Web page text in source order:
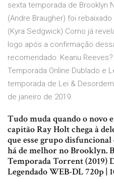
sexta temporada de Brooklyn
(Andre Braugher) foi
(Kyra Sedgwick).Como já
logo após a confirmação
recomendado: Keanu
Temporada Online Dublado e
temporada de Lei &
de janeiro de 2019.
Tudo muda quando o novo
capitão Ray Holt chega à
que esse grupo
há de melhor no Brooklyn.
Temporada Torrent (2019)
Legendado WEB-DL 720p |